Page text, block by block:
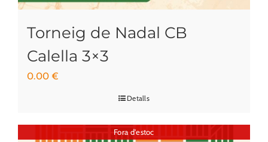
Torneig de Nadal CB
Calella 3×3
0.00€
Detalls
Fora d'estoc